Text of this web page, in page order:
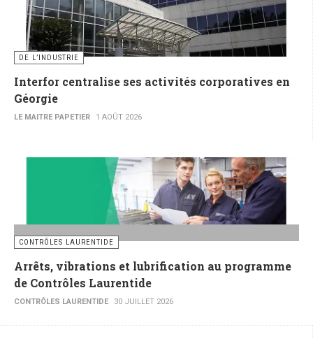
DE L’INDUSTRIE
Interfor centralise ses activités corporatives en
Géorgie
LE MAITRE PAPETIER 1 AOÛT 2026
CONTRÔLES LAURENTIDE
Arrêts, vibrations et lubrification au programme
de Contrôles Laurentide
CONTRÔLES LAURENTIDE 30 JUILLET 2026